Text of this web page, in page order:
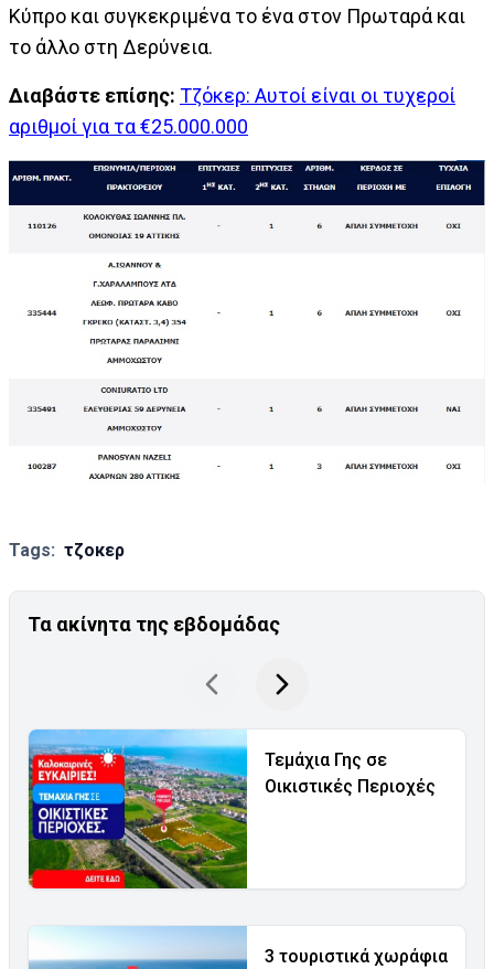
Κύπρο και συγκεκριμένα το ένα στον Πρωταρά και
το άλλο στη Δερύνεια.
Διαβάστε επίσης: Τζόκερ: Αυτοί είναι οι τυχεροί
αριθμοί για τα €25.000.000
Tags: τζοκερ
Τα ακίνητα της εβδομάδας
Τεμάχια Γης σε
Οικιστικές Περιοχές
3 τουριστικά χωράφια